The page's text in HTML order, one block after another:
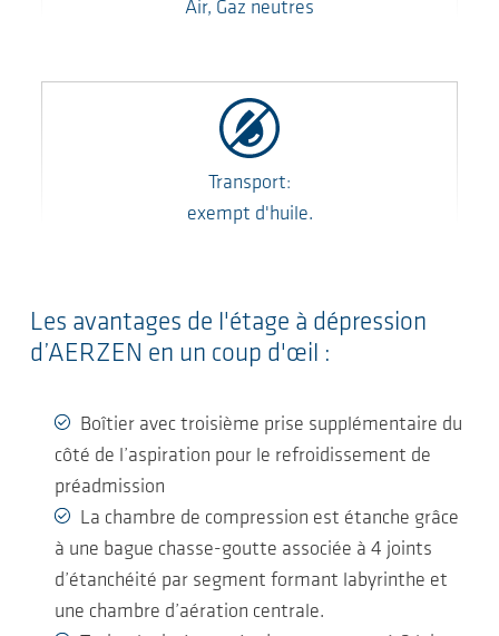
Air, Gaz neutres
Transport:
exempt d'huile.
Les avantages de l'étage à dépression
d’AERZEN en un coup d'œil :
Boîtier avec troisième prise supplémentaire du
côté de l’aspiration pour le refroidissement de
préadmission
La chambre de compression est étanche grâce
à une bague chasse-goutte associée à 4 joints
d’étanchéité par segment formant labyrinthe et
une chambre d’aération centrale.